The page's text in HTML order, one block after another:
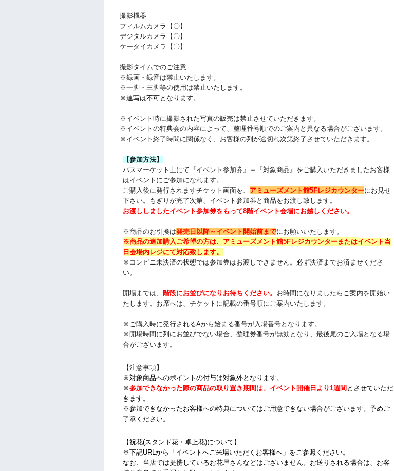
撮影機器
フィルムカメラ【〇】
デジタルカメラ【〇】
ケータイカメラ【〇】
撮影タイムでのご注意
※録画・録音は禁止いたします。
※一脚・三脚等の使用は禁止いたします。
※連写は不可となります。
※イベント時に撮影された写真の販売は禁止させていただきます。
※イベントの特典会の内容によって、整理番号順でのご案内と異なる場合がございます。
※イベント終了時間に関係なく、お客様の列が途切れ次第終了させていただきます。
【参加方法】
パスマーケット上にて『イベント参加券』＋『対象商品』をご購入いただきましたお客様
はイベントにご参加になれます。
ご購入後に発行されますチケット画面を、 アミューズメント館5Fレジカウンターにお見せ
下さい。
もぎりが完了次第、イベント参加券と商品をお渡し致します。
お渡ししましたイベント参加券をもって8階イベント会場にお越しください。
※商品のお引換は発売日以降～ イベント開始前までにお願いいたします。
※商品の追加購入ご希望の方は、 アミューズメント館5Fレジカウンターまたはイベント当
日会場内レジにて対応致します。
※コンビニ未決済の状態では参加券はお渡しできません。必ず決済までお済ませくださ
い。
開場までは、 階段にお並びになりお待ちください。 お時間になりましたらご案内を開始い
たします。お席へは、チケットに記載の番号順にご案内いたします 。
※ご購入時に発行されるAから始まる番号が入場番号となります。
※開場時間に列にお並びでない場合、整理券番号が無効となり、最後尾のご入場となる場
合がございます。
【注意事項】
※対象商品へのポイントの付与は対象外となります。
※参加できなかった際の商品の取り置き期間は、イベント開催日より1週間とさせていただ
きます。
※参加できなかったお客様への特典についてはご用意できない場合がございます。 予めご
了承ください。
【祝花(スタンド花・卓上花)について】
※下記URLから「イベントへご来場いただくお客様へ」をご参照ください。
なお、当店では提携しているお花屋さんなどはございません。お送りされる場合は、お客